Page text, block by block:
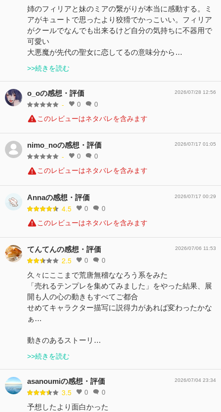
姉のフィリアと妹のミアの繋がりが本当に感動する。ミ
アがキュートで思ったより狡猾でかっこいい。フィリア
がクールでなんでも出来るけど自分の気持ちに不器用で
可愛い
大悪魔が先代の聖女に恋してるの意味分から…
>>続きを読む
o_oの感想・評価
- 0 0
2026/07/28 12:56
このレビューはネタバレを含みます
nimo_noの感想・評価
- 0 0
2026/07/17 01:05
このレビューはネタバレを含みます
Annaの感想・評価
4.5 0 0
2026/07/17 00:29
このレビューはネタバレを含みます
てんてんの感想・評価
2.5 0 0
2026/07/06 11:53
久々にここまで荒唐無稽ななろう系をみた
「売れるテンプレを集めてみました」をやった結果、展
開も人の心の動きもすべてご都合
せめてキャラクター描写に説得力があれば変わったかな
ぁ…
動きのあるストーリ…
>>続きを読む
asanoumiの感想・評価
3.5 0 0
2026/07/04 23:34
予想したより面白かった